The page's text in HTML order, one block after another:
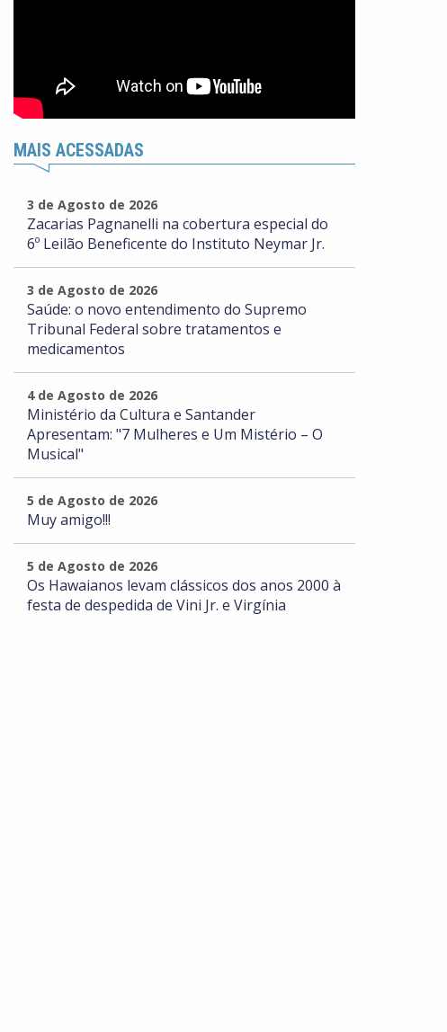
MAIS ACESSADAS
3 de Agosto de 2026
Zacarias Pagnanelli na cobertura especial do
6º Leilão Beneficente do Instituto Neymar Jr.
3 de Agosto de 2026
Saúde: o novo entendimento do Supremo
Tribunal Federal sobre tratamentos e
medicamentos
4 de Agosto de 2026
Ministério da Cultura e Santander
Apresentam: "7 Mulheres e Um Mistério – O
Musical"
5 de Agosto de 2026
Muy amigo!!!
5 de Agosto de 2026
Os Hawaianos levam clássicos dos anos 2000 à
festa de despedida de Vini Jr. e Virgínia